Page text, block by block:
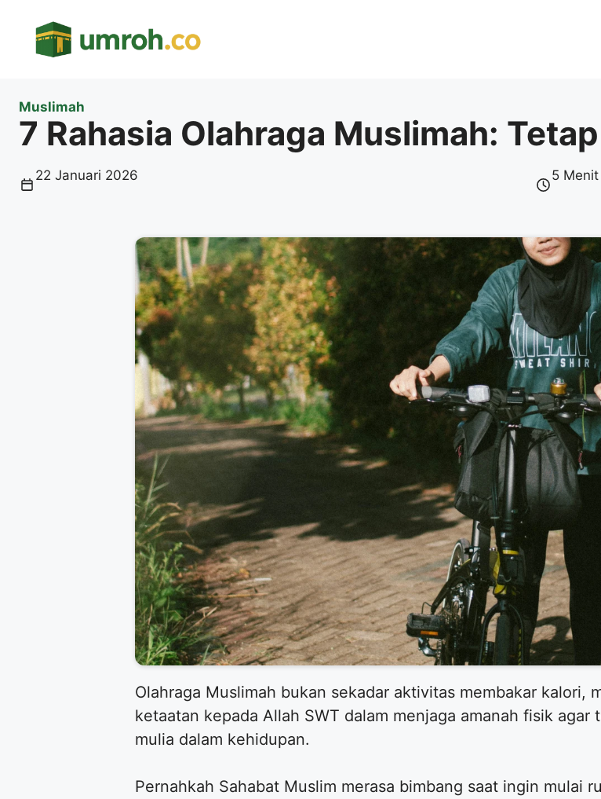
Muslimah
7 Rahasia Olahraga Muslimah:
22 Januari 2026 5
​Olahraga Muslimah bukan sekadar aktivitas membakar kalori,
ketaatan kepada Allah SWT dalam menjaga amanah fisik
mulia dalam kehidupan.
Pernahkah Sahabat Muslim merasa bimbang saat ingin mulai